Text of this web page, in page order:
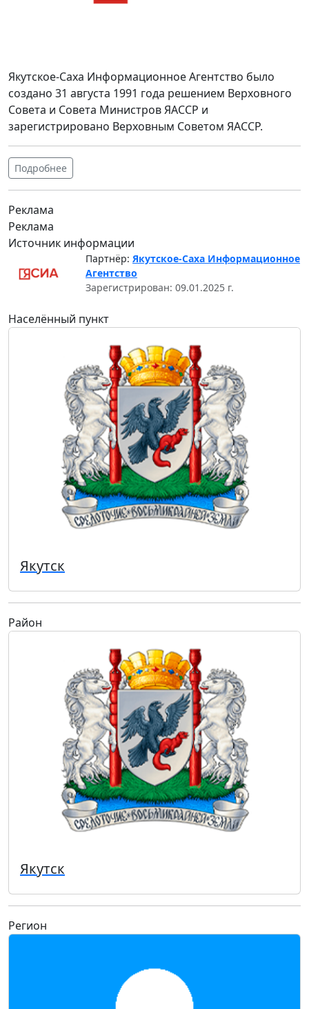
Якутское-Саха Информационное Агентство было
создано 31 августа 1991 года решением Верховного
Совета и Совета Министров ЯАССР и
зарегистрировано Верховным Советом ЯАССР.
Подробнее
Реклама
Реклама
Источник информации
Партнёр: Якутское-Саха Информационное
Агентство
Зарегистрирован: 09.01.2025 г.
Населённый пункт
Якутск
Район
Якутск
Регион